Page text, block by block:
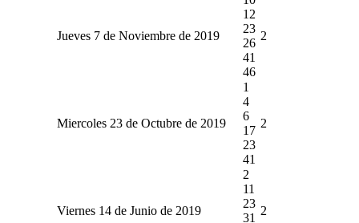
Jueves 7 de Noviembre de 2019
12
23
26
41
46
2
Miercoles 23 de Octubre de 2019
1
4
6
17
23
41
2
Viernes 14 de Junio de 2019
2
11
23
31
2